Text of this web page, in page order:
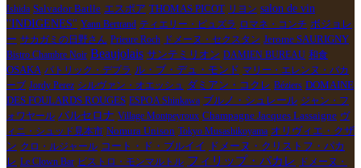
収穫開始。 葡萄の熟成を最終段階まで待ったダミアン。 ８
月の水不足による光合成のゆっくり化の影響で、ダミアンの
納得する葡萄の熟度が得られなかったからだ。 妥協を許さ
ないダミアンのチャレンジ精神は凄い。 実際に、周りの仲
間が、１０日前に収穫を始めている中、ジット待っているの
は かなりの忍耐力がいることである。 ２０１６年のダミア
ン・ヌーヴォは？ 今年は、クリュのレニエの葡萄とビラー
ジ区域の葡萄を使って醸す贅沢なヌーヴォーとなる。 格下
げして、単なるボジョレ・ヌーヴォー呼称となる。 果実味
が主体でアルコール度は控えめな１２度前後、 酸がハッキ
Ishida Salvador Batlle エスポア THOMAS PICOT リヨン salon de vin
''INDIGENES'' Yann Bertrand ティエリー・ピュズラ ロマネ・コンチ ボジョレ
ー サカガミの日野さん Prieure Roch ドメーヌ・セクスタン Jerome SAURIGNY
Bistro Chambre Noir Beaujolais サンテミリオン DAMIEN BUREAU 和食
OSAKA パトリック・デプラ ル・ブ・デュ・モンド マリー・エレンヌ・バカ
ーブ Jordy Perez シルヴァン・オエッシュ ダミアン・コクレ Béziers DOMAINE
DES FOULARDS ROUGES ESPOA Shinkawa ブルノ・シュレール ジャン・フ
ォワヤール バルセロナ Village Montpeyroux Champagne Jacques Lassaigne ヴ
ィニ・シュッド見本市 Nomura Unison Tokyo Musashikoyama オリヴィエ・クザ
ン クロ・ルジャール コート・ド・ブルイイ
ドメーヌ・クリストフ・パカ
レ Le Clown Bar ビストロ・モンマルトル フィリップ・パカレ
ドメーヌ・